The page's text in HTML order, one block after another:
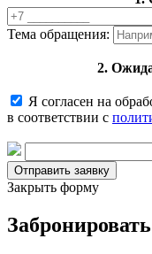
Тема обращения:
2.
Я согласен на
в соответствии с
Закрыть форму